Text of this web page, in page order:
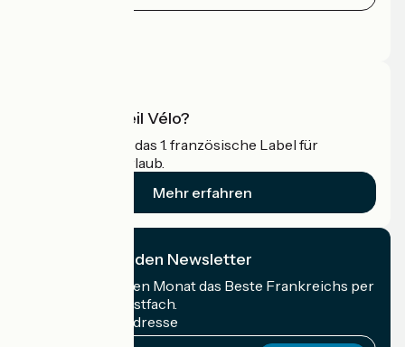
Was ist Accueil Vélo?
Accueil Vélo ist das 1. französische Label für
Radfahrer im Urlaub.
Mehr erfahren
Ich abonniere den Newsletter
Erhalten Sie jeden Monat das Beste Frankreichs per
Rad in Ihrem Postfach.
Meine E-Mail-Adresse